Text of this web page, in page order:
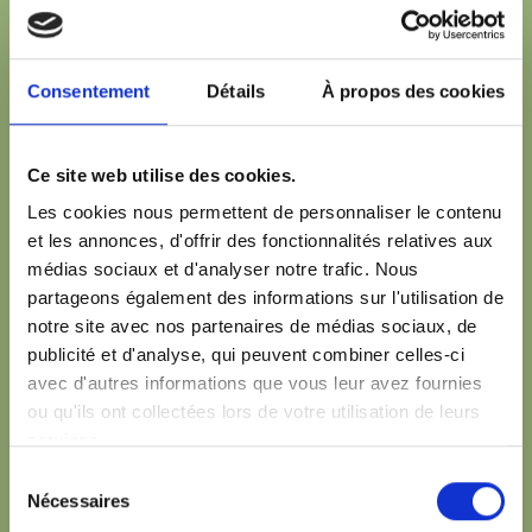
Consentement Détails À propos des cookies
Ce site web utilise des cookies.
Les cookies nous permettent de personnaliser le contenu
et les annonces, d'offrir des fonctionnalités relatives aux
médias sociaux et d'analyser notre trafic. Nous
partageons également des informations sur l'utilisation de
notre site avec nos partenaires de médias sociaux, de
publicité et d'analyse, qui peuvent combiner celles-ci
avec d'autres informations que vous leur avez fournies
ou qu'ils ont collectées lors de votre utilisation de leurs
Nécessaires
Kinésithérapie générale, kiné sportive, troubles de
l’ATM
Liens rapides
Accueil
Vos thérapeutes
Traitement
Nos services
Honoraires
Tests du sommeil
Nos partenaires
Contact
Horaires
Lundi de 8h30 à 18h30